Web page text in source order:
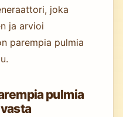
joka
ja arvioi
parempia pulmia
pulmia